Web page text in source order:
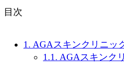
目次
1. AGAスキンクリニッ
1.1. AGAスキンク